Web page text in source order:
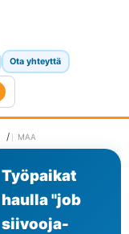
Ota yhteyttä
/ MAA
Työpaikat
haulla "job
siivooja-